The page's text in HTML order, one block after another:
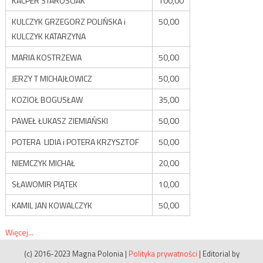
KULCZYK GRZEGORZ POLIŃSKA i
KULCZYK KATARZYNA
50,00
MARIA KOSTRZEWA
50,00
JERZY T MICHAJŁOWICZ
50,00
KOZIOŁ BOGUSŁAW
35,00
PAWEŁ ŁUKASZ ZIEMIAŃSKI
50,00
POTERA LIDIA i POTERA KRZYSZTOF
50,00
NIEMCZYK MICHAŁ
20,00
SŁAWOMIR PIĄTEK
10,00
KAMIL JAN KOWALCZYK
50,00
Więcej...
(c) 2016-2023 Magna Polonia | Polityka prywatności | Editorial by